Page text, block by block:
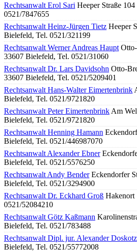
Rechtsanwalt Erol Sari Heeper Straße
0521/7847655
Rechtsanwalt Heinz-Jürgen Tietz Heeper
Bielefeld, Tel. 0521/321199
Rechtsanwalt Werner Andreas Haupt
33607 Bielefeld, Tel. 0521/31060
Rechtsanwalt Dr. Lars Davidsohn Otto-
33607 Bielefeld, Tel. 0521/5209401
Rechtsanwalt Hans-Walter Eimertenbrink
Bielefeld, Tel. 0521/9721820
Rechtsanwalt Peter Eimertenbrink Am
Bielefeld, Tel. 0521/9721820
Rechtsanwalt Henning Hamann
Bielefeld, Tel. 0521/446987070
Rechtsanwalt Alexander Ebner
Bielefeld, Tel. 0521/5576250
Rechtsanwalt Andy BenderEckendorfer
Bielefeld, Tel. 0521/3294900
Rechtsanwalt Dr. Eckhard Groß Hakenort
0521/52084210
Rechtsanwalt Götz Kaßmann
Bielefeld, Tel. 0521/783488
Rechtsanwalt Dipl. jur. Alexander Doskotz
Bielefeld, Tel. 0521/55772008